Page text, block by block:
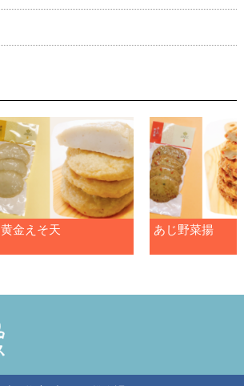
黄金えそ天 あじ野菜揚